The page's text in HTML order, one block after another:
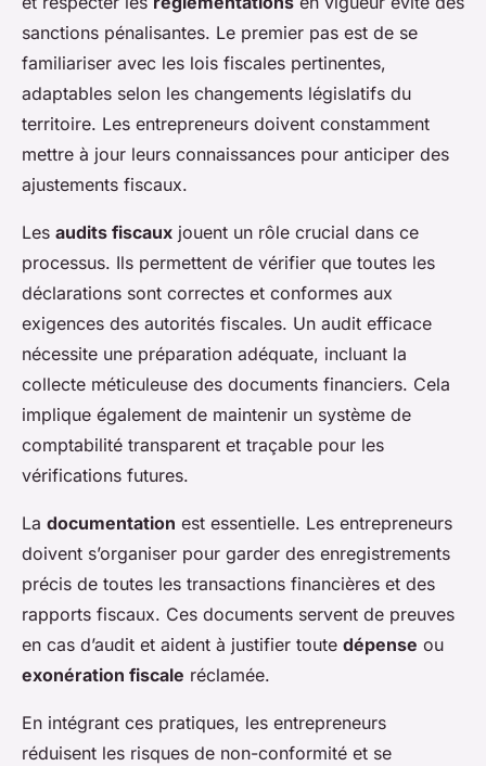
sanctions pénalisantes. Le premier pas est de se
familiariser avec les lois fiscales pertinentes,
adaptables selon les changements législatifs du
territoire. Les entrepreneurs doivent constamment
mettre à jour leurs connaissances pour anticiper des
ajustements fiscaux.
Les audits fiscaux jouent un rôle crucial dans ce
processus. Ils permettent de vérifier que toutes les
déclarations sont correctes et conformes aux
exigences des autorités fiscales. Un audit efficace
nécessite une préparation adéquate, incluant la
collecte méticuleuse des documents financiers. Cela
implique également de maintenir un système de
comptabilité transparent et traçable pour les
vérifications futures.
La documentation est essentielle. Les entrepreneurs
doivent s’organiser pour garder des enregistrements
précis de toutes les transactions financières et des
rapports fiscaux. Ces documents servent de preuves
en cas d’audit et aident à justifier toute dépense ou
exonération fiscale réclamée.
En intégrant ces pratiques, les entrepreneurs
réduisent les risques de non-conformité et se